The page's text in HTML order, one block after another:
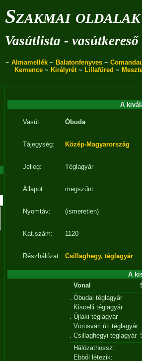
Szakmai oldalak
Vasútlista - vasútkereső
~ Almamellék ~ Balatonfenyves ~
Kemence ~ Királyrét~ Lillafüred ~
A
Vasút: Óbuda
Tájegység: Közép-Magyarország
Jelleg: Téglagyár
Állapot: megszűnt
Nyomtáv: (ismeretlen)
Kat.szám: 1120
Részhálózat: Csillaghegy, téglagyár
A
Vonal
. Óbudai téglagyár
. Kiscelli téglagyár
. Újlaki téglagyár
. Vörösvári úti téglagyár
. Csillaghegyi téglagyár
Hálózathossz:
Ebből létezik: